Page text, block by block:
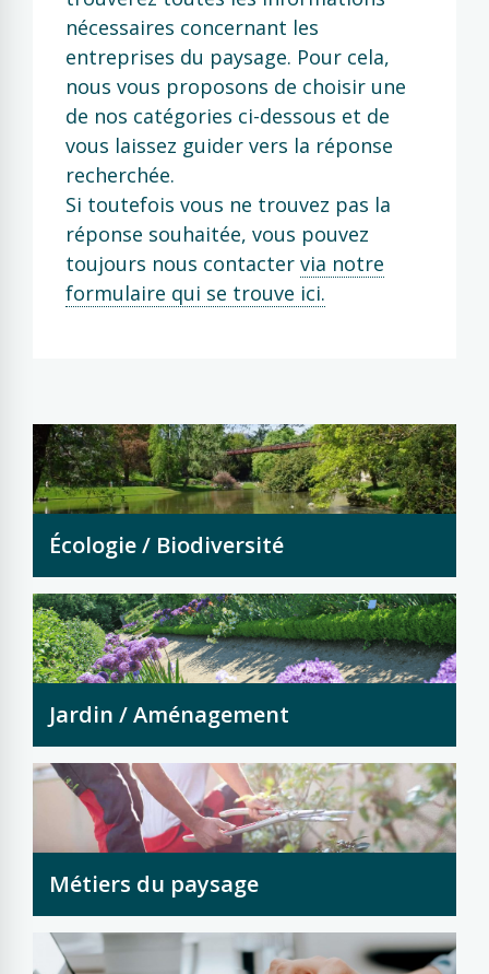
nécessaires concernant les
entreprises du paysage. Pour cela,
nous vous proposons de choisir une
de nos catégories ci-dessous et de
vous laissez guider vers la réponse
recherchée.
Si toutefois vous ne trouvez pas la
réponse souhaitée, vous pouvez
toujours nous contacter via notre
formulaire qui se trouve ici.
Écologie / Biodiversité
Jardin / Aménagement
Métiers du paysage